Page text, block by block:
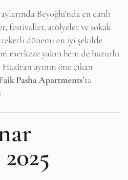
Beyoğlu’nda en canlı
festivaller, atölyeler ve sokak
dönemi en iyi şekilde
merkeze yakın hem de huzurlu
ayının öne çıkan
Pasha Apartments’ta